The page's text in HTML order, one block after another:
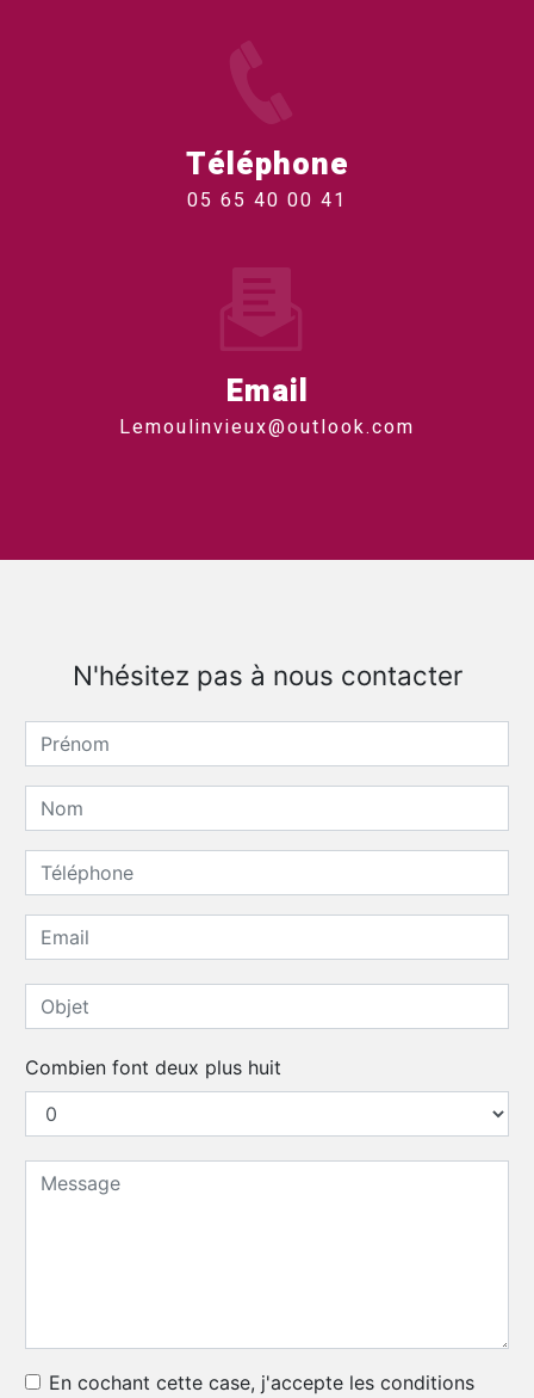
Téléphone
05 65 40 00 41
Email
lemoulinvieux@outlook.com
N'hésitez pas à nous contacter
Combien font deux plus huit
En cochant cette case, j'accepte les conditions